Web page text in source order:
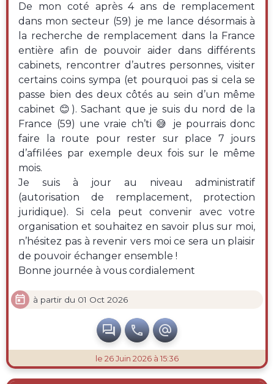
De mon coté après 4 ans de remplacement
dans mon secteur (59) je me lance désormais à
la recherche de remplacement dans la France
entière afin de pouvoir aider dans différents
cabinets, rencontrer d’autres personnes, visiter
certains coins sympa (et pourquoi pas si cela se
passe bien des deux côtés au sein d’un même
cabinet 😊). Sachant que je suis du nord de la
France (59) une vraie ch’ti 😅 je pourrais donc
faire la route pour rester sur place 7 jours
d’affilées par exemple deux fois sur le même
mois.
Je suis à jour au niveau administratif
(autorisation de remplacement, protection
juridique). Si cela peut convenir avec votre
organisation et souhaitez en savoir plus sur moi,
n’hésitez pas à revenir vers moi ce sera un plaisir
de pouvoir échanger ensemble !
Bonne journée à vous cordialement
 à partir du 01 Oct 2026
  
le 26 Juin 2026 à 15:36